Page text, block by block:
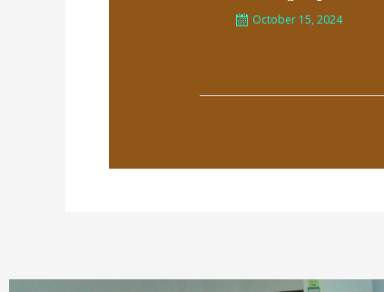
October 15, 2024